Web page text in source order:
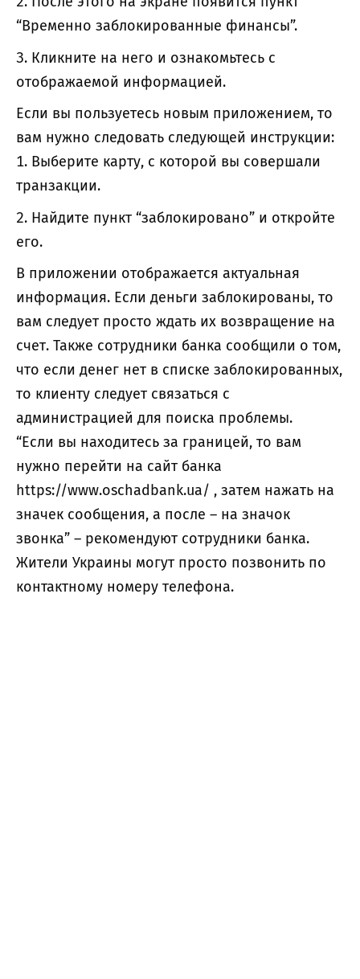
“Временно заблокированные финансы”.
Кликните на него и ознакомьтесь с
отображаемой информацией.
Если вы пользуетесь новым приложением, то
вам нужно следовать следующей инструкции:
Выберите карту, с которой вы совершали
транзакции.
Найдите пункт “заблокировано” и откройте
его.
В приложении отображается актуальная
информация. Если деньги заблокированы, то
вам следует просто ждать их возвращение на
счет. Также сотрудники банка сообщили о том,
что если денег нет в списке заблокированных,
то клиенту следует связаться с
администрацией для поиска проблемы.
“Если вы находитесь за границей, то вам
нужно перейти на сайт банка
https://www.oschadbank.ua/ , затем нажать на
значек сообщения, а после – на значок
звонка” – рекомендуют сотрудники банка.
Жители Украины могут просто позвонить по
контактному номеру телефона.